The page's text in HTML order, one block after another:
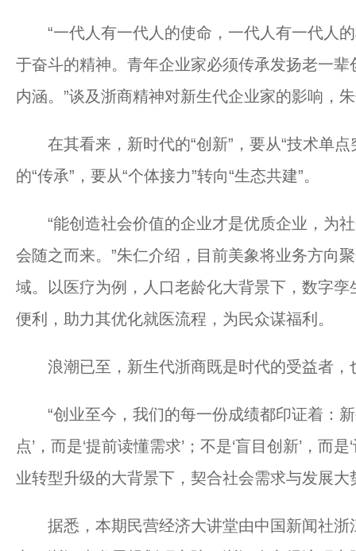
“一代人有一代人的使命，一代人有一代人的
于奋斗的精神。青年企业家必须传承发扬老一
内涵。”谈及浙商精神对新生代企业家的影响，
在其看来，新时代的“创新”，要从“技术单点
的“传承”，要从“个体接力”转向“生态共建”。
“能创造社会价值的企业才是优质企业，为社
会随之而来。”朱仁介绍，目前美象将业务方向
域。以医疗为例，人口老龄化大背景下，数字
便利，助力其优化就医流程，为民众谋福利。
浪潮已至，新生代浙商既是时代的受益者，
“创业至今，我们的每一份成绩都印证着：新
点’，而是‘提前读懂需求’；不是‘盲目创新’，而
业转型升级的大背景下，契合社会需求与发展
据悉，本期民营经济大讲堂由中国新闻社浙